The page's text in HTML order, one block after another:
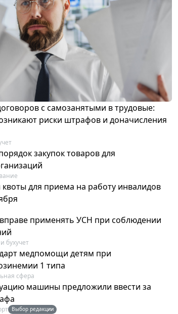
с самозанятыми в трудовые:
риски штрафов и доначисления
закупок товаров для
для приема на работу инвалидов
применять УСН при соблюдении
бухучет
медпомощи детям при
1 типа
сфера
машины предложили ввести за
Выбор редакции